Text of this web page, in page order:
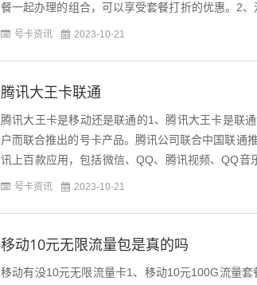
餐一起办理的组合，可以享受套餐打折的优惠。2、
厅”，在“流量专区”、“流量百宝箱”里优惠得买流...
号卡资讯 2023-10-21
腾讯大王卡联通
腾讯大王卡是移动还是联通的1、腾讯大王卡是联
户而联合推出的号卡产品。腾讯公司联合中国联通
讯上百款应用，包括微信、QQ、腾讯视频、QQ音
通联合腾讯发布了一款针对腾讯应用的定向流量优惠
号卡资讯 2023-10-21
移动10元无限流量包是真的吗
移动有没10元无限流量卡1、移动10元100G流量